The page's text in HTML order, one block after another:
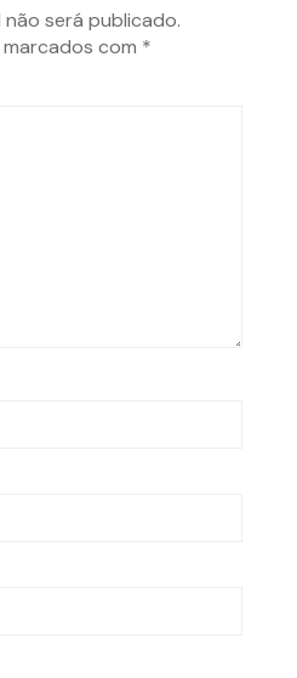
será publicado.
com *